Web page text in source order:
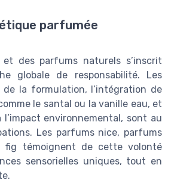
parfumée
et des parfums naturels s’inscrit
globale de responsabilité. Les
la formulation, l’intégration de
le santal ou la vanille eau, et
l’impact environnemental, sont au
Les parfums nice, parfums
fig témoignent de cette volonté
sensorielles uniques, tout en